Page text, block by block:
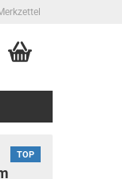
TOP